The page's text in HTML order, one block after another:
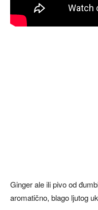
Ginger ale ili pivo od
aromatično, blago ljutog